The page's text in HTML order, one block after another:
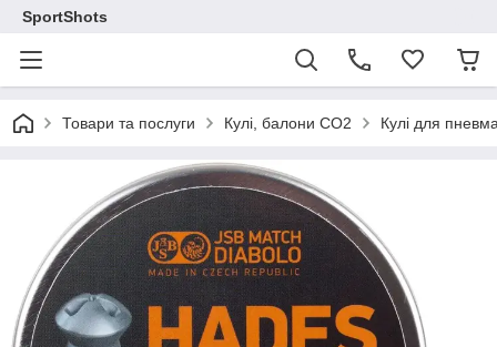
SportShots
Товари та послуги Кулі, балони СО2 Кулі для